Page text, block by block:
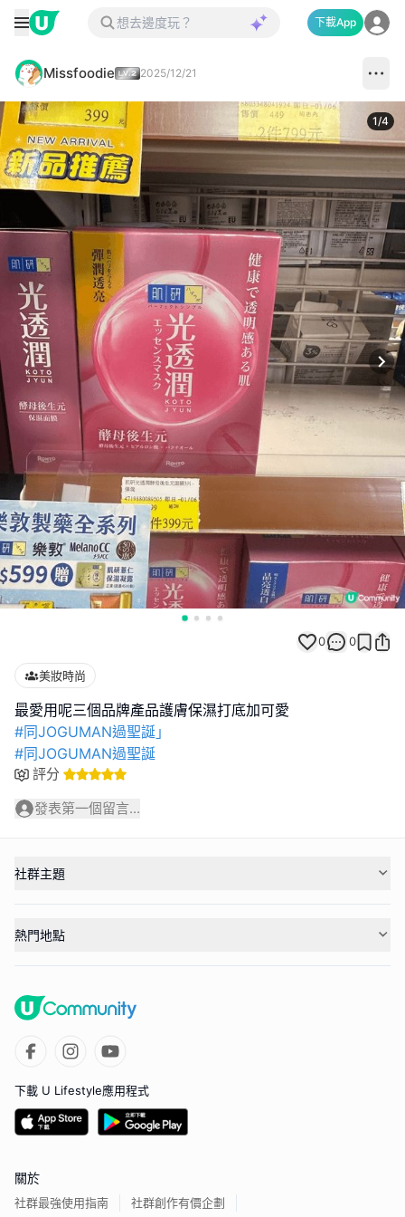
下載App
Missfoodie 2025/12/21
1/4
0 0
美妝時尚
#同JOGUMAN過聖誕」
#同JOGUMAN過聖誕
評分
發表第一個留言...
社群主題
熱門地點
下載 U Lifestyle應用程式
關於
社群最強使用指南 社群創作有價企劃